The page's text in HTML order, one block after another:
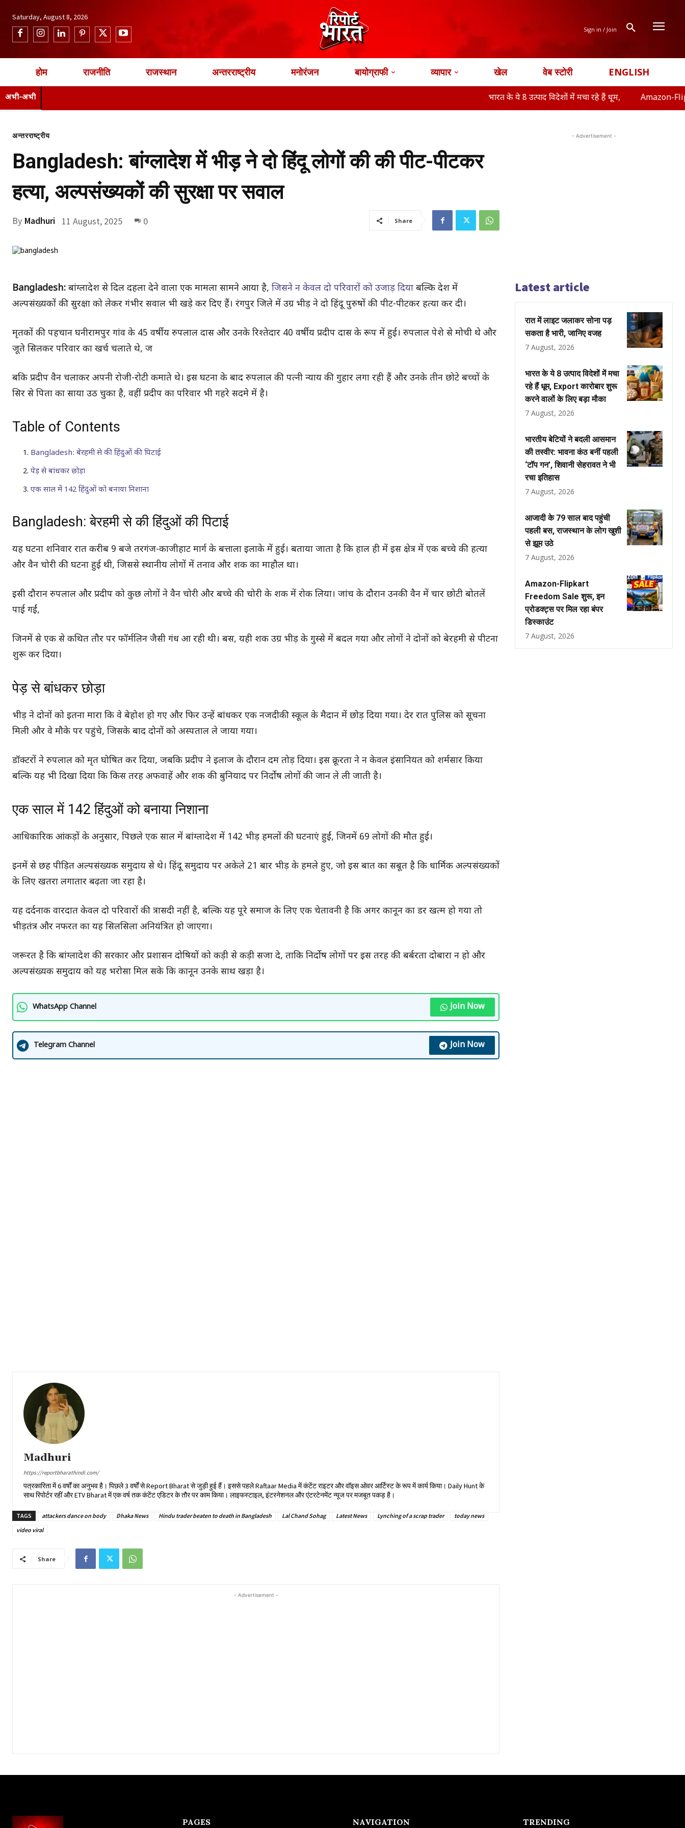
Saturday, August 8, 2026
Sign in / Join
होम राजनीति राजस्थान अन्तरराष्ट्रीय मनोरंजन बायोग्राफी व्यापार खेल वेब स्टोरी ENGLISH
अभी-अभी भारत के ये 8 उत्पाद विदेशों में मचा रहे हैं धूम, Amazon-Flipkart
अन्तरराष्ट्रीय
Bangladesh: बांग्लादेश में भीड़ ने दो हिंदू लोगों की की पीट-पीटकर
हत्या, अल्पसंख्यकों की सुरक्षा पर सवाल
By Madhuri 11 August, 2025 0 Share
Bangladesh: बांग्लादेश से दिल दहला देने वाला एक मामला सामने आया है, जिसने न केवल दो परिवारों को उजाड़ दिया बल्कि देश में
अल्पसंख्यकों की सुरक्षा को लेकर गंभीर सवाल भी खड़े कर दिए हैं। रंगपुर जिले में उग्र भीड़ ने दो हिंदू पुरुषों की पीट-पीटकर हत्या कर दी।
मृतकों की पहचान घनीरामपुर गांव के 45 वर्षीय रुपलाल दास और उनके रिश्तेदार 40 वर्षीय प्रदीप दास के रूप में हुई। रुपलाल पेशे से मोची थे और
जूते सिलकर परिवार का खर्च चलाते थे, ज
बकि प्रदीप वैन चलाकर अपनी रोजी-रोटी कमाते थे। इस घटना के बाद रुपलाल की पत्नी न्याय की गुहार लगा रही हैं और उनके तीन छोटे बच्चों के
सिर से पिता का साया उठ चुका है, वहीं प्रदीप का परिवार भी गहरे सदमे में है।
Table of Contents
Bangladesh: बेरहमी से की हिंदुओं की पिटाई
पेड़ से बांधकर छोड़ा
एक साल में 142 हिंदुओं को बनाया निशाना
Bangladesh: बेरहमी से की हिंदुओं की पिटाई
यह घटना शनिवार रात करीब 9 बजे तरगंज-काजीहाट मार्ग के बत्ताला इलाके में हुई। बताया जाता है कि हाल ही में इस क्षेत्र में एक बच्चे की हत्या
और वैन चोरी की घटना हुई थी, जिससे स्थानीय लोगों में तनाव और शक का माहौल था।
इसी दौरान रुपलाल और प्रदीप को कुछ लोगों ने वैन चोरी और बच्चे की चोरी के शक में रोक लिया। जांच के दौरान उनकी वैन में चार छोटी बोतलें
पाई गईं,
जिनमें से एक से कथित तौर पर फॉर्मलिन जैसी गंध आ रही थी। बस, यही शक उग्र भीड़ के गुस्से में बदल गया और लोगों ने दोनों को बेरहमी से पीटना
शुरू कर दिया।
पेड़ से बांधकर छोड़ा
भीड़ ने दोनों को इतना मारा कि वे बेहोश हो गए और फिर उन्हें बांधकर एक नजदीकी स्कूल के मैदान में छोड़ दिया गया। देर रात पुलिस को सूचना
मिली और वे मौके पर पहुंचे, जिसके बाद दोनों को अस्पताल ले जाया गया।
डॉक्टरों ने रुपलाल को मृत घोषित कर दिया, जबकि प्रदीप ने इलाज के दौरान दम तोड़ दिया। इस क्रूरता ने न केवल इंसानियत को शर्मसार किया
बल्कि यह भी दिखा दिया कि किस तरह अफवाहें और शक की बुनियाद पर निर्दोष लोगों की जान ले ली जाती है।
एक साल में 142 हिंदुओं को बनाया निशाना
आधिकारिक आंकड़ों के अनुसार, पिछले एक साल में बांग्लादेश में 142 भीड़ हमलों की घटनाएं हुईं, जिनमें 69 लोगों की मौत हुई।
इनमें से छह पीड़ित अल्पसंख्यक समुदाय से थे। हिंदू समुदाय पर अकेले 21 बार भीड़ के हमले हुए, जो इस बात का सबूत है कि धार्मिक अल्पसंख्यकों
के लिए खतरा लगातार बढ़ता जा रहा है।
यह दर्दनाक वारदात केवल दो परिवारों की त्रासदी नहीं है, बल्कि यह पूरे समाज के लिए एक चेतावनी है कि अगर कानून का डर खत्म हो गया तो
भीड़तंत्र और नफरत का यह सिलसिला अनियंत्रित हो जाएगा।
जरूरत है कि बांग्लादेश की सरकार और प्रशासन दोषियों को कड़ी से कड़ी सजा दे, ताकि निर्दोष लोगों पर इस तरह की बर्बरता दोबारा न हो और
अल्पसंख्यक समुदाय को यह भरोसा मिल सके कि कानून उनके साथ खड़ा है।
WhatsApp Channel Join Now
Telegram Channel Join Now
Madhuri
https://reportbharathindi.com/
पत्रकारिता में 6 वर्षों का अनुभव है। पिछले 3 वर्षों से Report Bharat से जुड़ी हुई हैं। इससे पहले Raftaar Media में कंटेंट राइटर और वॉइस ओवर आर्टिस्ट के रूप में कार्य किया। Daily Hunt के
साथ रिपोर्टर रहीं और ETV Bharat में एक वर्ष तक कंटेंट एडिटर के तौर पर काम किया। लाइफस्टाइल, इंटरनेशनल और एंटरटेनमेंट न्यूज पर मजबूत पकड़ है।
TAGS attackers dance on body Dhaka News Hindu trader beaten to death in Bangladesh Lal Chand Sohag Latest News Lynching of a scrap trader
today news
video viral
Share
- Advertisement -
- Advertisement -
Latest article
रात में लाइट जलाकर सोना पड़
सकता है भारी, जानिए वजह
7 August, 2026
भारत के ये 8 उत्पाद विदेशों में मचा
रहे हैं धूम, Export कारोबार शुरू
करने वालों के लिए बड़ा मौका
7 August, 2026
भारतीय बेटियों ने बदली आसमान
की तस्वीर: भावना कंठ बनीं पहली
‘टॉप गन’, शिवानी सेहरावत ने भी
रचा इतिहास
7 August, 2026
आजादी के 79 साल बाद पहुंची
पहली बस, राजस्थान के लोग खुशी
से झूम उठे
7 August, 2026
Amazon-Flipkart
Freedom Sale शुरू, इन
प्रोडक्ट्स पर मिल रहा बंपर
डिस्काउंट
7 August, 2026
PAGES NAVIGATION TRENDING